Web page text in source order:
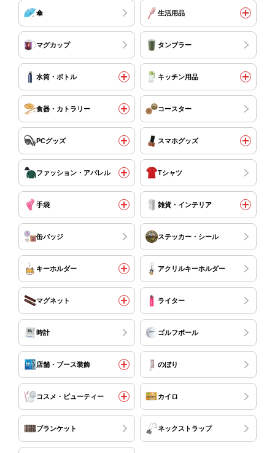
傘 生活用品
マグカップ タンブラー
水筒・ボトル キッチン用品
食器・カトラリー コースター
PCグッズ スマホグッズ
ファッション・アパレル Tシャツ
手袋 雑貨・インテリア
缶バッジ ステッカー・シール
キーホルダー アクリルキーホルダー
マグネット ライター
時計 ゴルフボール
店舗・ブース装飾 のぼり
コスメ・ビューティー カイロ
ブランケット ネックストラップ